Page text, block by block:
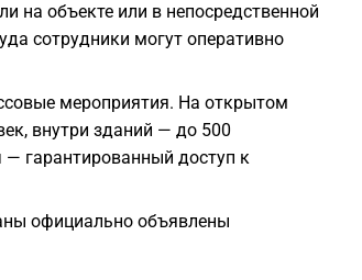
на объекте или в непосредственной
сотрудники могут оперативно
мероприятия. На открытом
внутри зданий — до 500
— гарантированный доступ к
официально объявлены